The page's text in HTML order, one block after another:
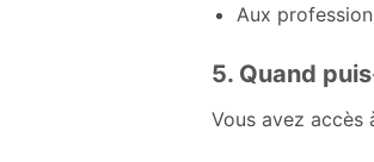
Aux
5. Quand
Vous avez accès